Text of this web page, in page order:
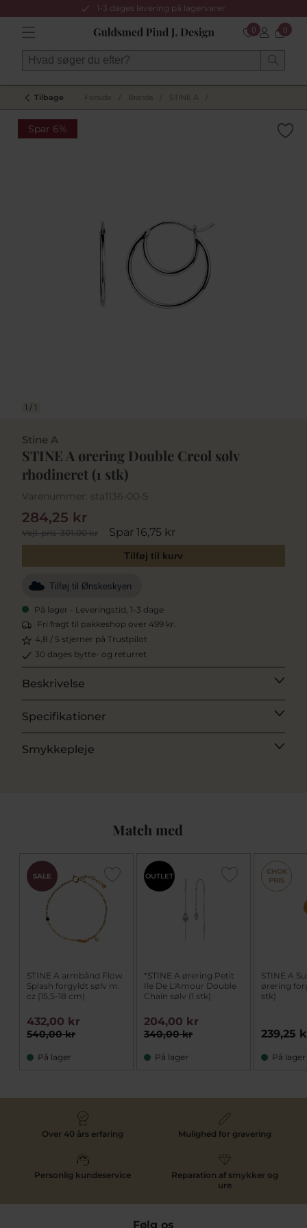
1-3 dages levering på lagervarer
0 0
Tilbage Forside Brands STINE A
Spar 6%
1 / 1
Stine A
STINE A ørering Double Creol sølv
rhodineret (1 stk)
Varenummer: sta1136-00-S
Vejl. pris301,00 kr Spar 16,75 kr
284,25 kr
Tilføj til kurv
Tilføj til Ønskeskyen
På lager - Leveringstid, 1-3 dage
Fri fragt til pakkeshop over 499 kr.
4,8 / 5 stjerner på Trustpilot
30 dages bytte- og returret
Beskrivelse
Specifikationer
Smykkepleje
Match med
SALE
STINE A armbånd Flow
Splash forgyldt sølv m.
cz (15,5-18 cm)
540,00 kr
432,00 kr
På lager
OUTLET
*STINE A ørering Petit
Ile De L'Amour Double
Chain sølv (1 stk)
340,00 kr
204,00 kr
På lager
CHOK
PRIS
STINE A
ørering
stk)
239,25
På lager
Over 40 års erfaring Mulighed for gravering
Personlig kundeservice
Reparation af smykker og
ure
Følg os